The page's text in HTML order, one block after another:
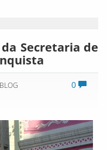
Secretaria de
0